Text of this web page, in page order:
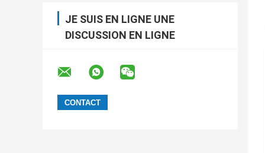
JE SUIS EN LIGNE UNE
DISCUSSION EN LIGNE